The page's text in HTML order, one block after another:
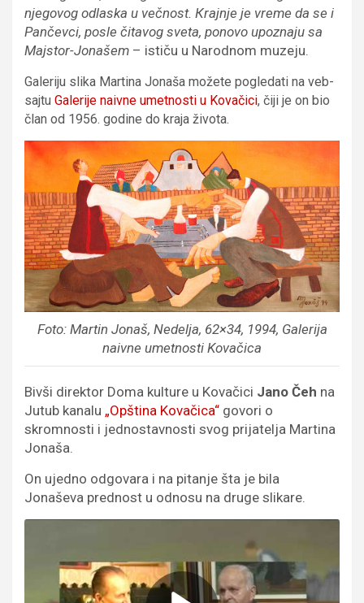
njegovog odlaska u večnost. Кrajnje je vreme da se i
Pančevci, posle čitavog sveta, ponovo upoznaju sa
Majstor-Jonašem – ističu u Narodnom muzeju.
Galeriju slika Martina Jonaša možete pogledati na veb-
sajtu Galerije naivne umetnosti u Kovačici, čiji je on bio
član od 1956. godine do kraja života.
Foto: Martin Jonaš, Nedelja, 62×34, 1994, Galerija
naivne umetnosti Kovačica
Bivši direktor Doma kulture u Kovačici Jano Čeh na
Jutub kanalu „Opština Kovačica“ govori o
skromnosti i jednostavnosti svog prijatelja Martina
Jonaša.
On ujedno odgovara i na pitanje šta je bila
Jonaševa prednost u odnosu na druge slikare.